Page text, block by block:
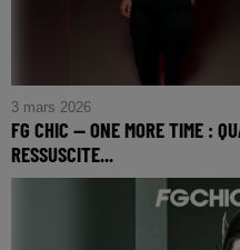
3 mars 2026
FG CHIC — ONE MORE TIME :
RESSUSCITE...
FG CHIC — One More Time
ressuscite l’esprit Daft Punk